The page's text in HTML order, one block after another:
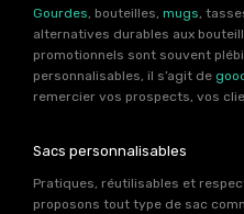
Gourdes , bouteilles, mugs ,
alternatives durables aux
promotionnels sont souvent
personnalisables, il s’agit de
remercier vos prospects, vos
Sacs personnalisables
Pratiques, réutilisables et
proposons tout type de sac